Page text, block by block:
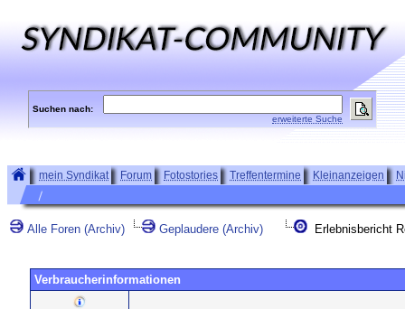
Suchen nach:
erweiterte Suche
mein Syndikat Forum Fotostories Treffentermine Kleinanzeigen
Alle Foren (Archiv) Geplaudere (Archiv) Erlebnisbericht
Verbraucherinformationen